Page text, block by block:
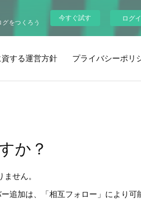
をつくろう
今すぐ試す ログ
する運営方針 プライバシーポリ
か？
せん。
追加は、「相互フォロー」により可